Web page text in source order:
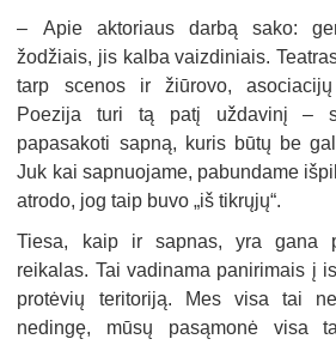
– Apie aktoriaus darbą sako:
žodžiais, jis kalba vaizdiniais.
tarp scenos ir žiūrovo,
Poezija turi tą patį uždavinį –
papasakoti sapną, kuris būtų be
Juk kai sapnuojame, pabundame
atrodo, jog taip buvo „iš tikrųjų“.
Tiesa, kaip ir sapnas, yra gana
reikalas. Tai vadinama panirimais į
protėvių teritoriją. Mes visa tai
nedingę, mūsų pasąmonė visa